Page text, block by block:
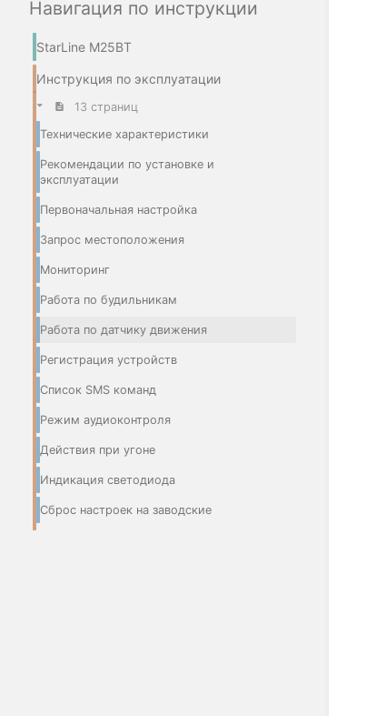
Навигация по инструкции
StarLine M25BT
Инструкция по эксплуатации
13 страниц
Технические характеристики
Рекомендации по установке и
эксплуатации
Первоначальная настройка
Запрос местоположения
Мониторинг
Работа по будильникам
Работа по датчику движения
Регистрация устройств
Список SMS команд
Режим аудиоконтроля
Действия при угоне
Индикация светодиода
Сброс настроек на заводские